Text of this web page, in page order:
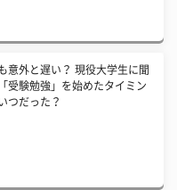
意外と遅い？ 現役大学生に聞
受験勉強」を始めたタイミン
つだった？